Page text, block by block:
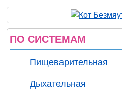
ПО СИСТЕМАМ
Пищеварительная
Дыхательная